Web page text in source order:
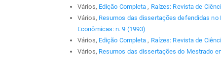
Vários, Edição Completa, Raízes: Revista de
Vários, Resumos das dissertações defendidas
Econômicas: n. 9 (1993)
Vários, Edição Completa, Raízes: Revista de
Vários, Resumos das dissertações do Mestrado